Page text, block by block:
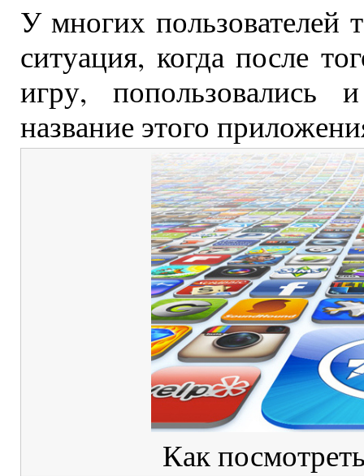
У многих пользователей
ситуация, когда после
игру, попользовались
название этого
Как